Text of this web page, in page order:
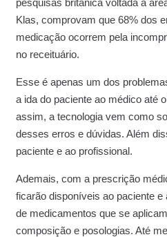
Klas, comprovam que 68% dos
medicação ocorrem pela
no receituário.
Esse é apenas um dos
a ida do paciente ao médico até
assim, a tecnologia vem como
desses erros e dúvidas. Além
paciente e ao profissional.
Ademais, com a prescrição
ficarão disponíveis ao paciente
de medicamentos que se
composição e posologias. Até